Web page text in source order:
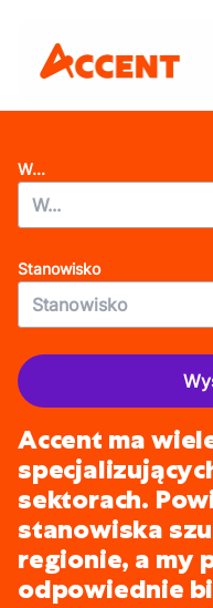
W...
Stanowisko
Accent ma
sektorach.
stanowiska
regionie, a my
odpowiednie